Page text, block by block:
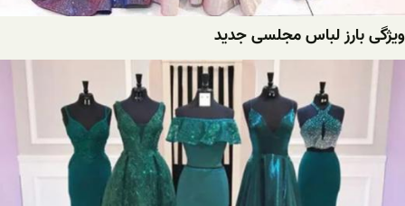
ویژگی بارز لباس مجلسی جدید